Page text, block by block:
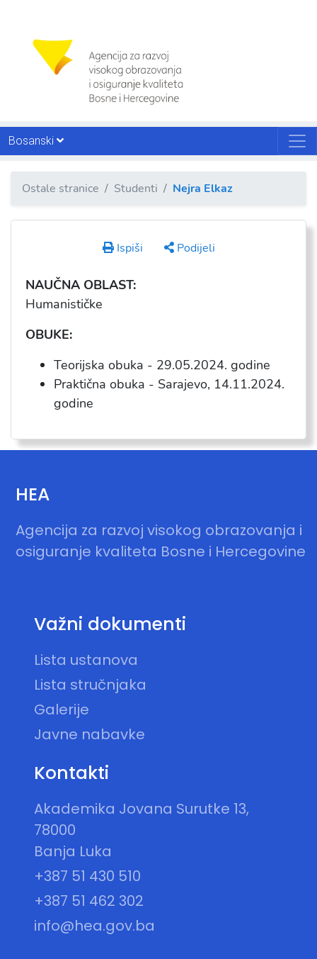
Bosanski
Ostale stranice Studenti Nejra Elkaz
Ispiši Podijeli
NAUČNA OBLAST:
Humanističke
OBUKE:
Teorijska obuka - 29.05.2024. godine
Praktična obuka - Sarajevo, 14.11.2024.
godine
HEA
Agencija za razvoj visokog obrazovanja i
osiguranje kvaliteta Bosne i Hercegovine
Važni dokumenti
Lista ustanova
Lista stručnjaka
Galerije
Javne nabavke
Kontakti
Akademika Jovana Surutke 13,
78000
Banja Luka
+387 51 430 510
+387 51 462 302
info@hea.gov.ba